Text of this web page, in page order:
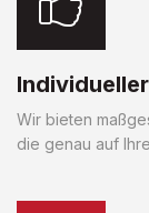
Wir bieten
die genau auf